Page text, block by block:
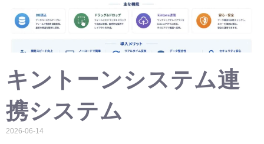
キントーンシステム連
携システム
2026-06-14